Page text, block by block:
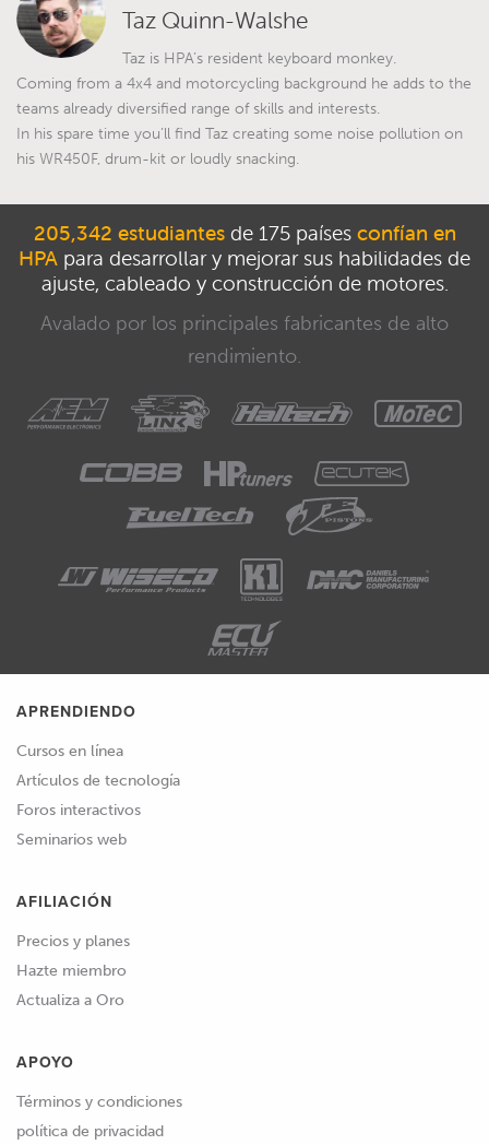
Taz Quinn-Walshe
Taz is HPA’s resident keyboard monkey.
Coming from a 4x4 and motorcycling background he adds to the
teams already diversified range of skills and interests.
In his spare time you’ll find Taz creating some noise pollution on
his WR450F, drum-kit or loudly snacking.
205,342 estudiantesde 175 países confían en
HPA para desarrollar y mejorar sus habilidades de
ajuste, cableado y construcción de motores.
Avalado por los principales fabricantes de alto
rendimiento.
APRENDIENDO
Cursos en línea
Artículos de tecnología
Foros interactivos
Seminarios web
AFILIACIÓN
Precios y planes
Hazte miembro
Actualiza a Oro
APOYO
Términos y condiciones
política de privacidad